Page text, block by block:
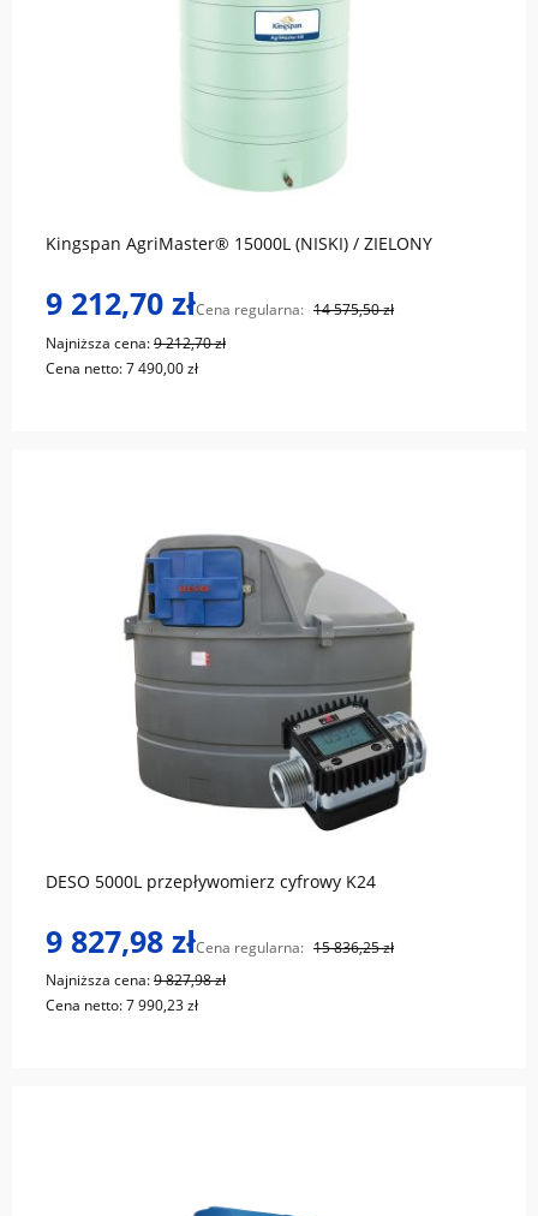
Kingspan AgriMaster® 15000L (NISKI) / ZIELONY
9 212,70 złCena regularna: 14 575,50 zł
Najniższa cena:9 212,70 zł
Cena netto:7 490,00 zł
do koszyka
DESO 5000L przepływomierz cyfrowy K24
9 827,98 złCena regularna: 15 836,25 zł
Najniższa cena:9 827,98 zł
Cena netto:7 990,23 zł
do koszyka